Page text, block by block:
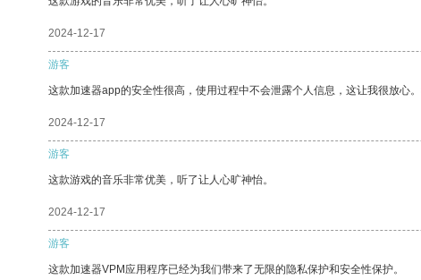
2024-12-17
游客
这款加速器app的安全性很高，使用过程中不会泄露个人信息，这让我很放心
2024-12-17
游客
这款游戏的音乐非常优美，听了让人心旷神怡。
2024-12-17
游客
这款加速器VPM应用程序已经为我们带来了无限的隐私保护和安全性保护。